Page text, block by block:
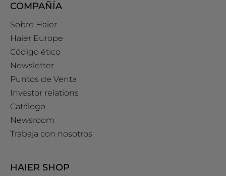
COMPAÑÍA
Sobre Haier
Haier Europe
Código ético
Newsletter
Puntos de Venta
Investor relations
Catálogo
Newsroom
Trabaja con nosotros
HAIER SHOP